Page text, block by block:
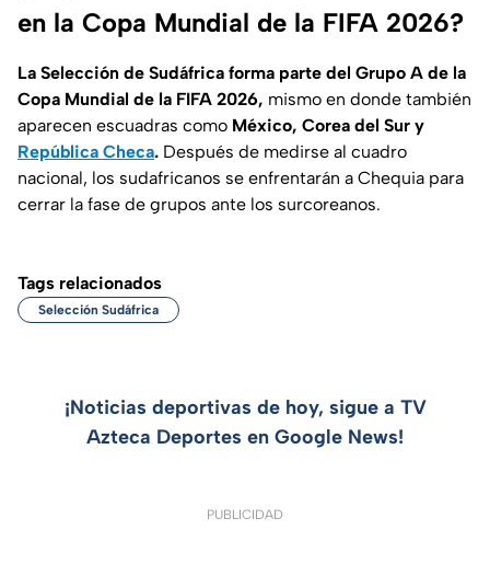
en la Copa Mundial de la FIFA 2026?
La Selección de Sudáfrica forma parte del Grupo A de la
Copa Mundial de la FIFA 2026, mismo en donde también
aparecen escuadras como México, Corea del Sur y
República Checa. Después de medirse al cuadro
nacional, los sudafricanos se enfrentarán a Chequia para
cerrar la fase de grupos ante los surcoreanos.
Tags relacionados
Selección Sudáfrica
¡Noticias deportivas de hoy, sigue a TV
Azteca Deportes en Google News!
PUBLICIDAD